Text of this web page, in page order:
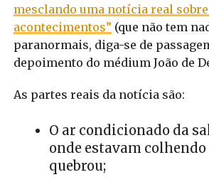
mesclando uma notícia real
acontecimentos” (que não tem
paranormais, diga-se de
depoimento do médium João de
As partes reais da notícia são:
O ar condicionado da
onde estavam
quebrou;